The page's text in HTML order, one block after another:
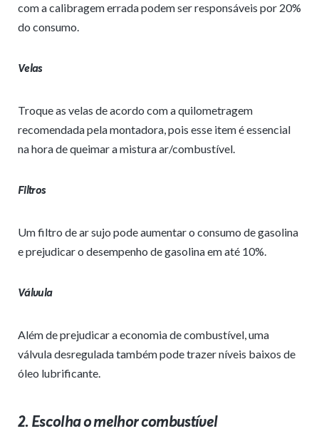
com a calibragem errada podem ser responsáveis por 20%
do consumo.
Velas
Troque as velas de acordo com a quilometragem
recomendada pela montadora, pois esse item é essencial
na hora de queimar a mistura ar/combustível.
Filtros
Um filtro de ar sujo pode aumentar o consumo de gasolina
e prejudicar o desempenho de gasolina em até 10%.
Válvula
Além de prejudicar a economia de combustível, uma
válvula desregulada também pode trazer níveis baixos de
óleo lubrificante.
2. Escolha o melhor combustível